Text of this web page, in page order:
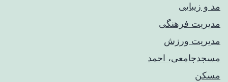
مد و زیبایی
مدیریت فرهنگی
مدیریت ورزش
مسجدجامعی، احمد
مسکن